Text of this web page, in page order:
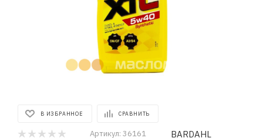
В ИЗБРАННОЕ СРАВНИТЬ
Артикул: 36161 BARDAHL